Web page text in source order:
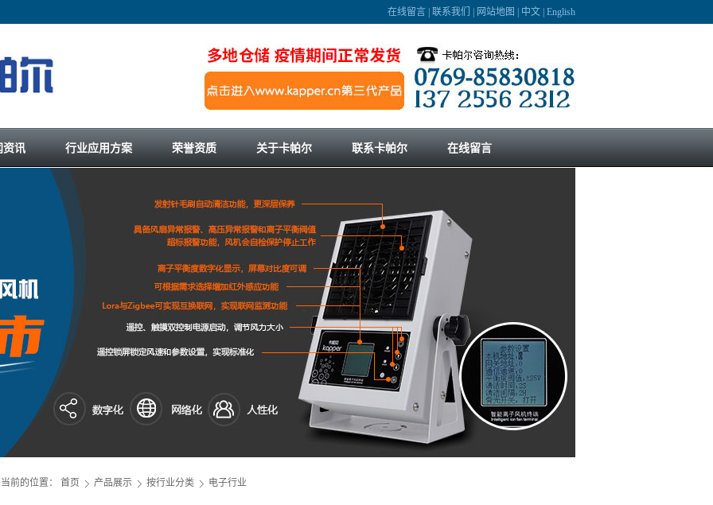
在线留言 联系我们 网站地图 中文 English
资讯 行业应用方案 荣誉资质 关于卡帕尔 联系卡帕尔 在线留言
前的位置： 首页 产品展示 按行业分类 电子行业